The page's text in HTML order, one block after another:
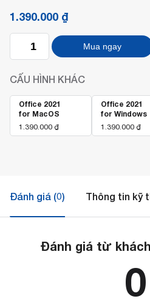
1.390.000 ₫
365
Personal
số
Mua ngay
CẤU HÌNH KHÁC
Office 2021
for MacOS
1.390.000 ₫
Office 2021
for Windows
1.390.000 ₫
Đánh giá (0) Thông tin kỹ
Đánh giá từ
0